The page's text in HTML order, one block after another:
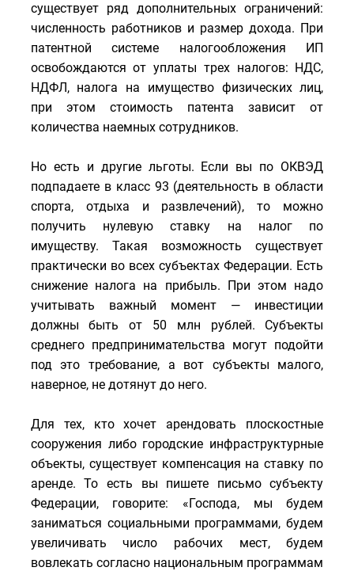
существует ряд дополнительных ограничений:
численность работников и размер дохода. При
патентной системе налогообложения ИП
освобождаются от уплаты трех налогов: НДС,
НДФЛ, налога на имущество физических лиц,
при этом стоимость патента зависит от
количества наемных сотрудников.
Но есть и другие льготы. Если вы по ОКВЭД
подпадаете в класс 93 (деятельность в области
спорта, отдыха и развлечений), то можно
получить нулевую ставку на налог по
имуществу. Такая возможность существует
практически во всех субъектах Федерации. Есть
снижение налога на прибыль. При этом надо
учитывать важный момент — инвестиции
должны быть от 50 млн рублей. Субъекты
среднего предпринимательства могут подойти
под это требование, а вот субъекты малого,
наверное, не дотянут до него.
Для тех, кто хочет арендовать плоскостные
сооружения либо городские инфраструктурные
объекты, существует компенсация на ставку по
аренде. То есть вы пишете письмо субъекту
Федерации, говорите: «Господа, мы будем
заниматься социальными программами, будем
увеличивать число рабочих мест, будем
вовлекать согласно национальным программам